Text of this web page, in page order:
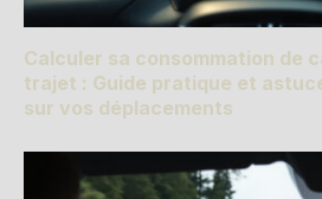
Calculer sa consommation de
trajet : Guide pratique et
sur vos déplacements